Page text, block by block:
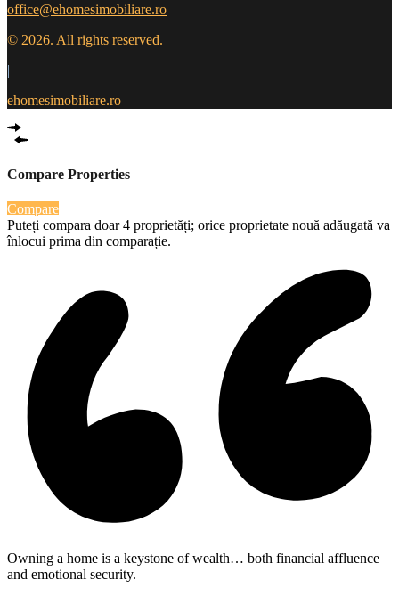
office@ehomesimobiliare.ro
© 2026. All rights reserved.
|
ehomesimobiliare.ro
Compare Properties
Compare
Puteți compara doar 4 proprietăți; orice proprietate nouă adăugată va
înlocui prima din comparație.
Owning a home is a keystone of wealth… both financial affluence
and emotional security.